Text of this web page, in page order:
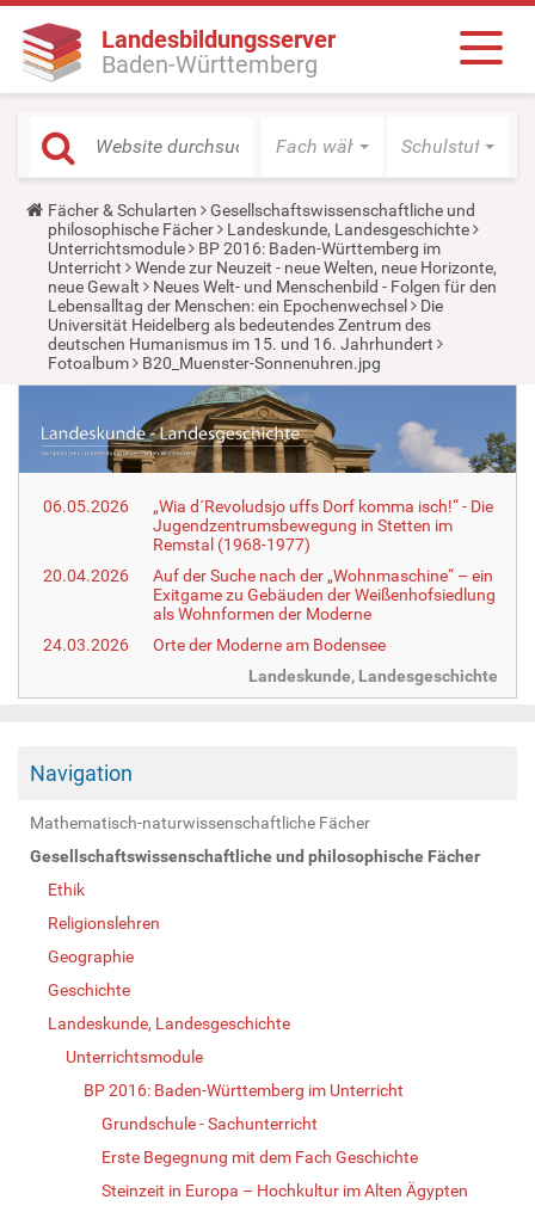
Landesbildungsserver
Baden-Württemberg
Fach wählen Schulstufe
Y
o
u
a
r
e
h
e
r
e
Fächer & Schularten
Gesellschaftswissenschaftliche und
philosophische Fächer
Landeskunde, Landesgeschichte
Unterrichtsmodule
BP 2016: Baden-Württemberg im
Unterricht
Wende zur Neuzeit - neue Welten, neue Horizonte,
neue Gewalt
Neues Welt- und Menschenbild - Folgen für den
Lebensalltag der Menschen: ein Epochenwechsel
Die
Universität Heidelberg als bedeutendes Zentrum des
deutschen Humanismus im 15. und 16. Jahrhundert
Fotoalbum
B20_Muenster-Sonnenuhren.jpg
06.05.2026
„Wia d´Revoludsjo uffs Dorf komma isch!“ - Die
Jugendzentrumsbewegung in Stetten im
Remstal (1968-1977)
20.04.2026
Auf der Suche nach der „Wohnmaschine“ – ein
Exitgame zu Gebäuden der Weißenhofsiedlung
als Wohnformen der Moderne
24.03.2026
Orte der Moderne am Bodensee
Landeskunde, Landesgeschichte
Navigation
Mathematisch-naturwissenschaftliche Fächer
Gesellschaftswissenschaftliche und philosophische Fächer
Ethik
Religionslehren
Geographie
Geschichte
Landeskunde, Landesgeschichte
Unterrichtsmodule
BP 2016: Baden-Württemberg im Unterricht
Grundschule - Sachunterricht
Erste Begegnung mit dem Fach Geschichte
Steinzeit in Europa – Hochkultur im Alten Ägypten